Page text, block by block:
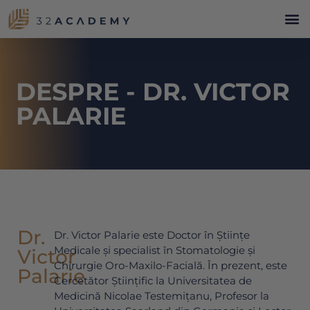
DESPRE - DR. VICTOR
PALARIE
Dr.
Victor
Palarie
Dr. Victor Palarie este Doctor în Științe
Medicale și specialist în Stomatologie și
Chirurgie Oro-Maxilo-Facială. În prezent, este
Cercetător Științific la Universitatea de
Medicină Nicolae Testemițanu, Profesor la